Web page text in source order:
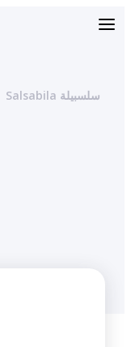
Salsabila سلسبيلة